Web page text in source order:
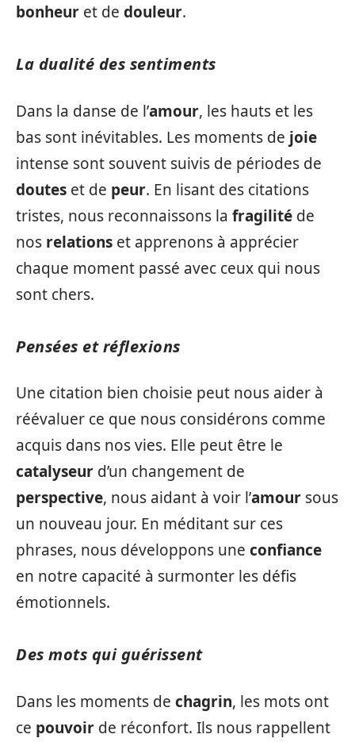
bonheur et de douleur.
La dualité des sentiments
Dans la danse de l’amour, les hauts et les
bas sont inévitables. Les moments de joie
intense sont souvent suivis de périodes de
doutes et de peur. En lisant des citations
tristes, nous reconnaissons la fragilité de
nos relations et apprenons à apprécier
chaque moment passé avec ceux qui nous
sont chers.
Pensées et réflexions
Une citation bien choisie peut nous aider à
réévaluer ce que nous considérons comme
acquis dans nos vies. Elle peut être le
catalyseur d’un changement de
perspective, nous aidant à voir l’amour sous
un nouveau jour. En méditant sur ces
phrases, nous développons une confiance
en notre capacité à surmonter les défis
émotionnels.
Des mots qui guérissent
Dans les moments de chagrin, les mots ont
ce pouvoir de réconfort. Ils nous rappellent